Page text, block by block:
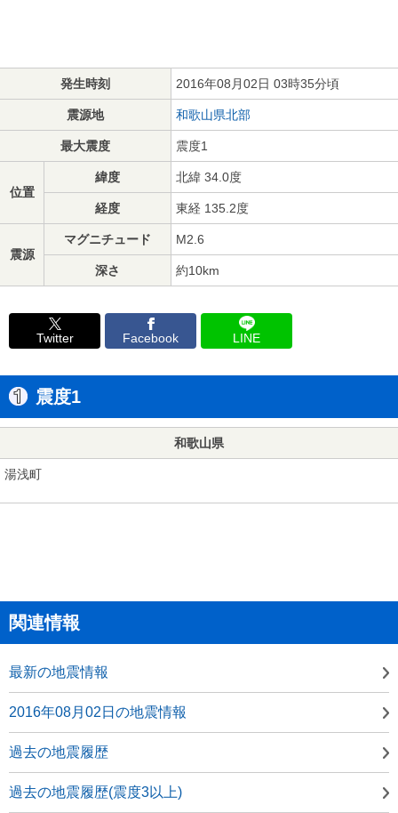
発生時刻 2016年08月02日 03時35分頃
震源地 和歌山県北部
最大震度 震度1
位置
緯度 北緯 34.0度
経度 東経 135.2度
震源
マグニチュード M2.6
深さ 約10km
Twitter Facebook LINE
震度1
和歌山県
湯浅町
関連情報
最新の地震情報
2016年08月02日の地震情報
過去の地震履歴
過去の地震履歴(震度3以上)